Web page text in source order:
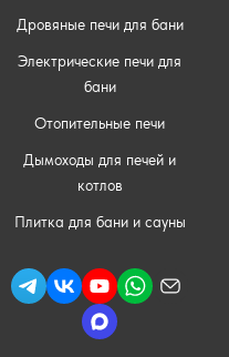
Дровяные печи для бани
Электрические печи для
бани
Отопительные печи
Дымоходы для печей и
котлов
Плитка для бани и сауны